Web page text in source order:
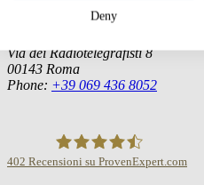
Via dei Radiotelegrafisti 8
00143 Roma
Phone: +39 069 436 8052
402 Recensioni su ProvenExpert.com
Deny